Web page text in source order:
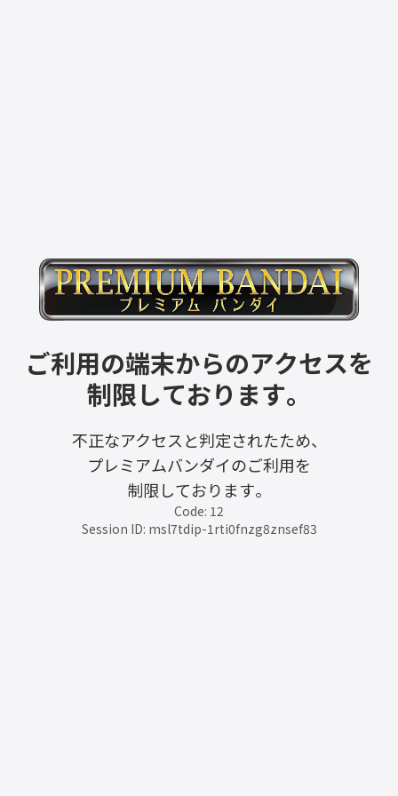
ご利用の端末からのアクセスを
制限しております。
不正なアクセスと判定されたため、
プレミアムバンダイのご利用を
制限しております。
Code: 12
Session ID: msl7tdip-1rti0fnzg8znsef83